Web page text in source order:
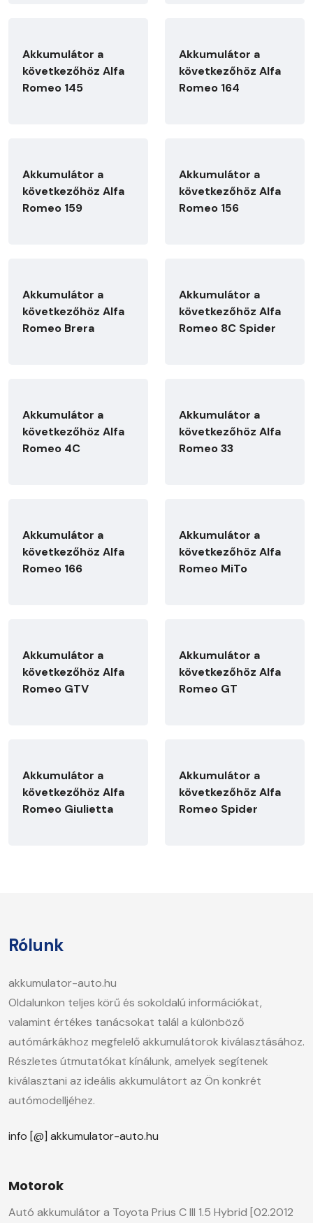
Akkumulátor a
következőhöz Alfa
Romeo 145
Akkumulátor a
következőhöz Alfa
Romeo 164
Akkumulátor a
következőhöz Alfa
Romeo 159
Akkumulátor a
következőhöz Alfa
Romeo 156
Akkumulátor a
következőhöz Alfa
Romeo Brera
Akkumulátor a
következőhöz Alfa
Romeo 8C Spider
Akkumulátor a
következőhöz Alfa
Romeo 4C
Akkumulátor a
következőhöz Alfa
Romeo 33
Akkumulátor a
következőhöz Alfa
Romeo 166
Akkumulátor a
következőhöz Alfa
Romeo MiTo
Akkumulátor a
következőhöz Alfa
Romeo GTV
Akkumulátor a
következőhöz Alfa
Romeo GT
Akkumulátor a
következőhöz Alfa
Romeo Giulietta
Akkumulátor a
következőhöz Alfa
Romeo Spider
Rólunk
akkumulator-auto.hu
Oldalunkon teljes körű és sokoldalú információkat,
valamint értékes tanácsokat talál a különböző
autómárkákhoz megfelelő akkumulátorok kiválasztásához.
Részletes útmutatókat kínálunk, amelyek segítenek
kiválasztani az ideális akkumulátort az Ön konkrét
autómodelljéhez.
info [@] akkumulator-auto.hu
Motorok
Autó akkumulátor a Toyota Prius C III 1.5 Hybrid [02.2012